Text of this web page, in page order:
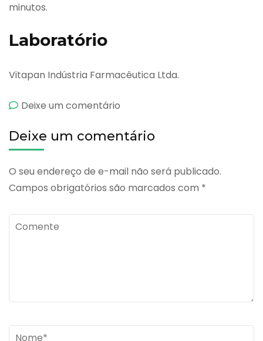
minutos.
Laboratório
Vitapan Indústria Farmacêutica Ltda.
Deixe um comentário
Deixe um comentário
O seu endereço de e-mail não será publicado.
Campos obrigatórios são marcados com *
Comente
Name*